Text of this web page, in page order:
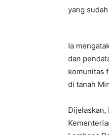
yang
Ia
dan
komunitas
di tanah
Dijelaskan,